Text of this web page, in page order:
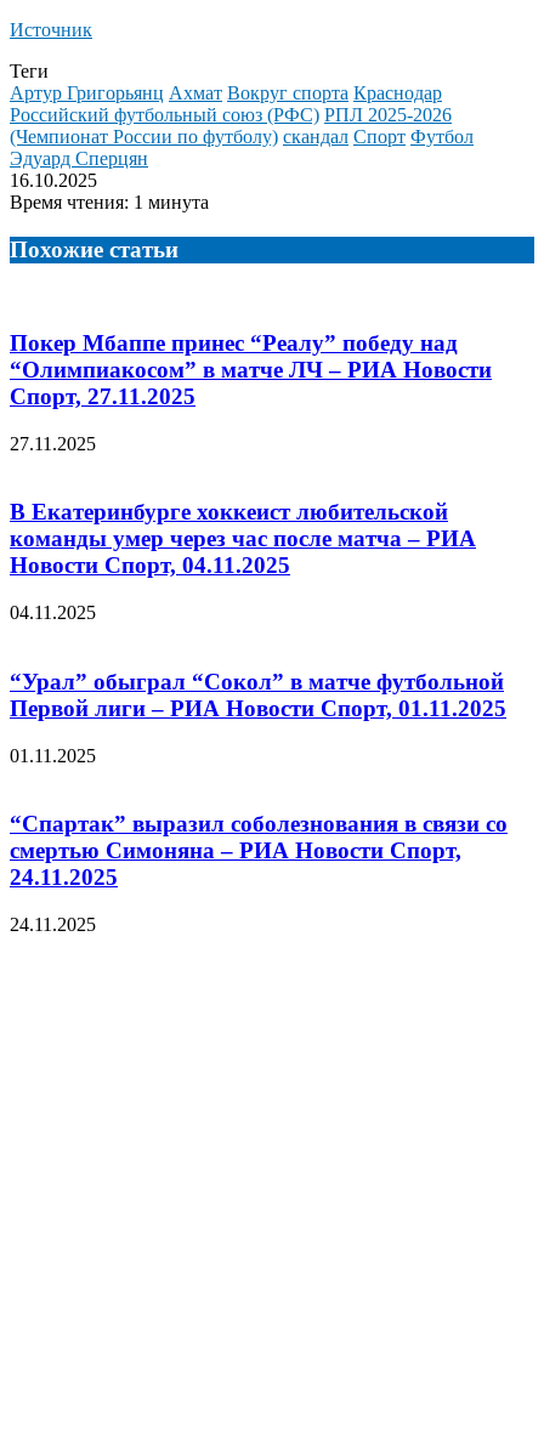
Источник
Теги
Артур Григорьянц Ахмат Вокруг спорта Краснодар
Российский футбольный союз (РФС) РПЛ 2025-2026
(Чемпионат России по футболу) скандал Спорт Футбол
Эдуард Сперцян
16.10.2025
Время чтения: 1 минута
Похожие статьи
Покер Мбаппе принес “Реалу” победу над
“Олимпиакосом” в матче ЛЧ – РИА Новости
Спорт, 27.11.2025
27.11.2025
В Екатеринбурге хоккеист любительской
команды умер через час после матча – РИА
Новости Спорт, 04.11.2025
04.11.2025
“Урал” обыграл “Сокол” в матче футбольной
Первой лиги – РИА Новости Спорт, 01.11.2025
01.11.2025
“Спартак” выразил соболезнования в связи со
смертью Симоняна – РИА Новости Спорт,
24.11.2025
24.11.2025